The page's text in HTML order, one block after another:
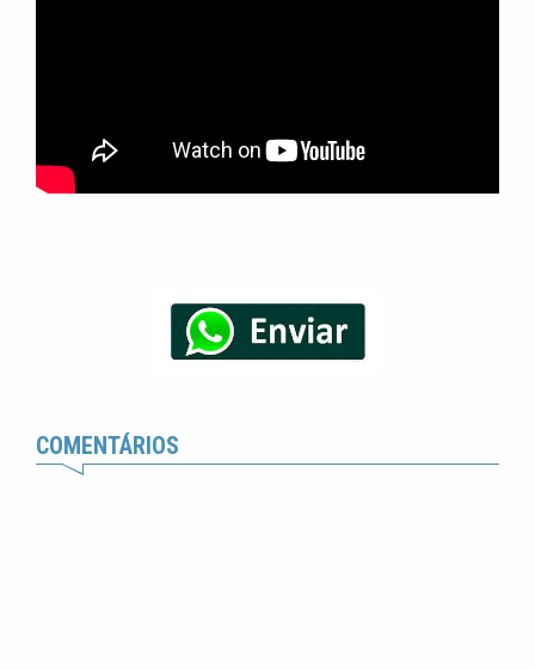
COMENTÁRIOS